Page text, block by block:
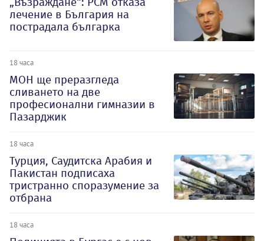
лечение в България на
пострадала българка
18 часа
МОН ще преразгледа
сливането на две
професионални гимназии в
Пазарджик
18 часа
Турция, Саудитска Арабия и
Пакистан подписаха
тристранно споразумение за
отбрана
18 часа